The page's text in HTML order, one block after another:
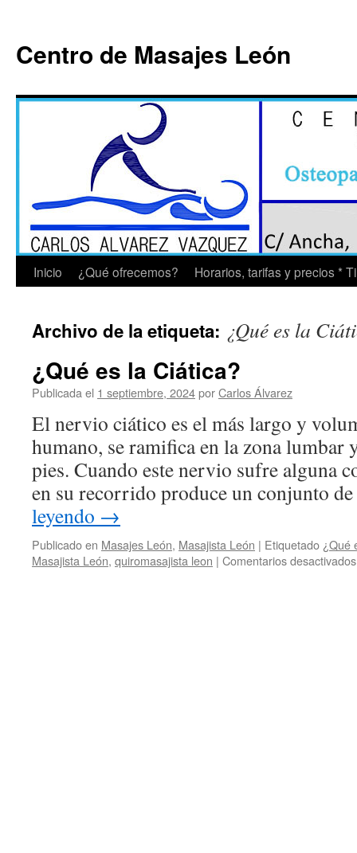
contenido
Centro de Masajes León
Inicio ¿Qué ofrecemos? Horarios, tarifas y precios *
Archivo de la etiqueta: ¿Qué es la
¿Qué es la Ciática?
Publicada el 1 septiembre, 2024porCarlos Álvarez
El nervio ciático es el más largo y
humano, se ramifica en la zona lumbar
pies. Cuando este nervio sufre alguna
en su recorrido produce un conjunto
leyendo →
Publicado en Masajes León, Masajista León | Etiquetado ¿Qué
Masajista León, quiromasajista leon | Comentarios desactivados